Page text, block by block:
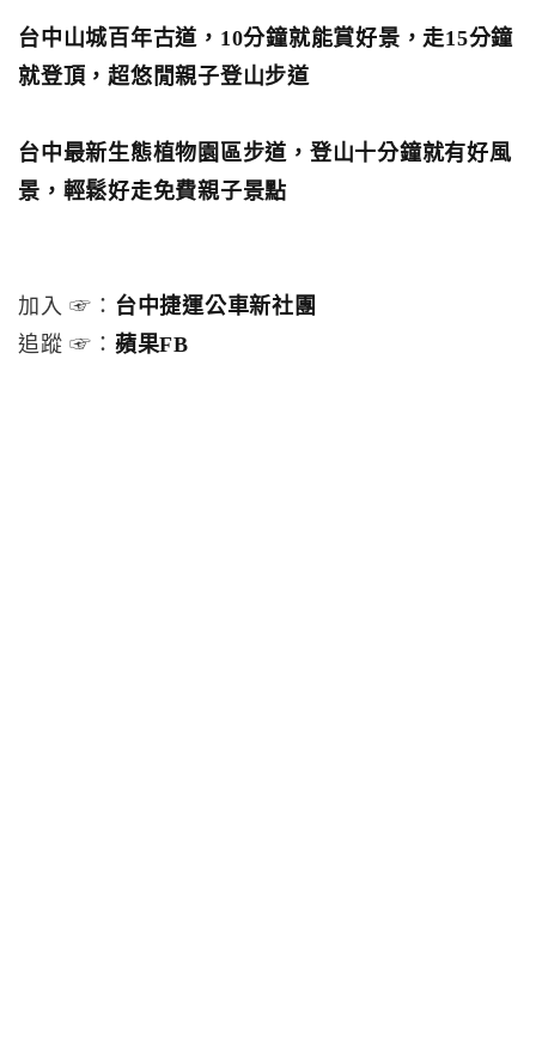
台中山城百年古道，10分鐘就能賞好景，走15分鐘
就登頂，超悠閒親子登山步道
台中最新生態植物園區步道，登山十分鐘就有好風
景，輕鬆好走免費親子景點
加入 ☞： 台中捷運公車新社團
追蹤 ☞： 蘋果FB